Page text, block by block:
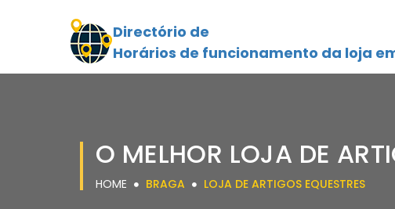
Directório de
Horários de funcionamento da loja
O MELHOR LOJA DE
HOME BRAGA LOJA DE ARTIGOS EQUESTRES